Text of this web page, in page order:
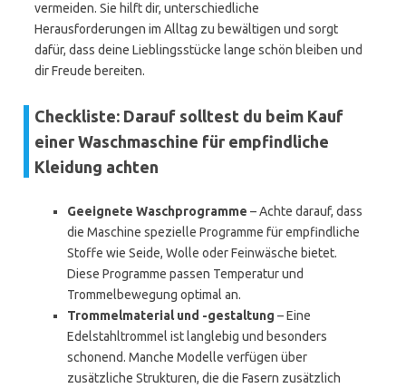
vermeiden. Sie hilft dir, unterschiedliche
Herausforderungen im Alltag zu bewältigen und sorgt
dafür, dass deine Lieblingsstücke lange schön bleiben und
dir Freude bereiten.
Checkliste: Darauf solltest du beim Kauf
einer Waschmaschine für empfindliche
Kleidung achten
Geeignete Waschprogramme – Achte darauf, dass
die Maschine spezielle Programme für empfindliche
Stoffe wie Seide, Wolle oder Feinwäsche bietet.
Diese Programme passen Temperatur und
Trommelbewegung optimal an.
Trommelmaterial und -gestaltung – Eine
Edelstahltrommel ist langlebig und besonders
schonend. Manche Modelle verfügen über
zusätzliche Strukturen, die die Fasern zusätzlich